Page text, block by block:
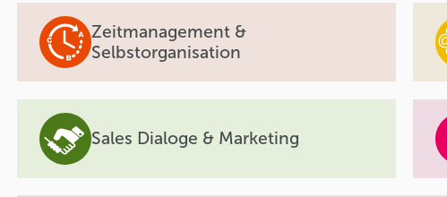
Zeitmanagement &
Selbstorganisation
Sales Dialoge & Marketing